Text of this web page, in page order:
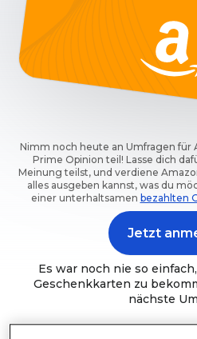
Nimm noch heute an Umfragen für
Prime Opinion teil! Lasse dich
Meinung teilst, und verdiene
alles ausgeben kannst, was du
einer unterhaltsamen bezahlten
Jetzt
Es war noch nie so
Geschenkkarten zu
nächste